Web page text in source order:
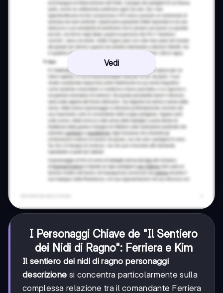
Vedi
I Personaggi Chiave de "Il Sentiero
dei Nidi di Ragno": Ferriera e Kim
Il sentiero dei nidi di ragno personaggi
descrizione si concentra particolarmente sulla
complessa relazione tra il comandante Ferriera